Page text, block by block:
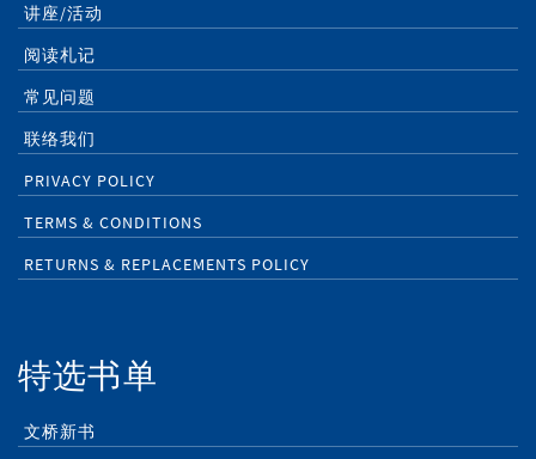
讲座/活动
阅读札记
常见问题
联络我们
PRIVACY POLICY
TERMS & CONDITIONS
RETURNS & REPLACEMENTS POLICY
特选书单
文桥新书